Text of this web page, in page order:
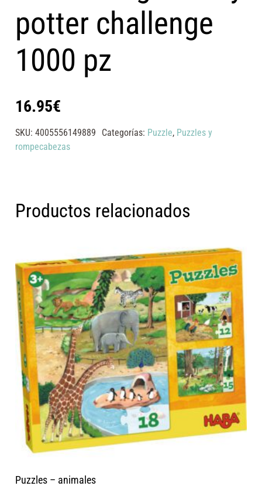
potter challenge
1000 pz
16.95€
SKU:4005556149889 Categorías: Puzzle, Puzzles y
rompecabezas
Productos relacionados
Puzzles – animales